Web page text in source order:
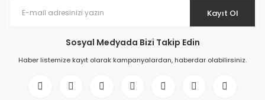
Kayıt Ol
Sosyal Medyada Bizi Takip Edin
Haber listemize kayıt olarak kampanyalardan, haberdar olabilirsiniz.